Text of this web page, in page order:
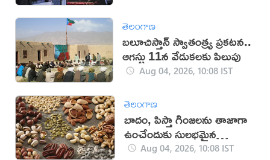
తెలంగాణ
బలూచిస్తాన్ స్వాతంత్ర్య ప్రకటన..
ఆగస్టు 11న వేడుకలకు పిలుపు
Aug 04, 2026, 10:08 IST
తెలంగాణ
బాదం, పిస్తా గింజలను తాజాగా
ఉంచేందుకు సులభమైన
చిట్కాలు!
Aug 04, 2026, 10:08 IST